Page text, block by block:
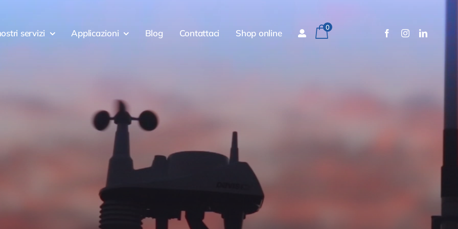
servizi Applicazioni Blog Contattaci Shop online
0